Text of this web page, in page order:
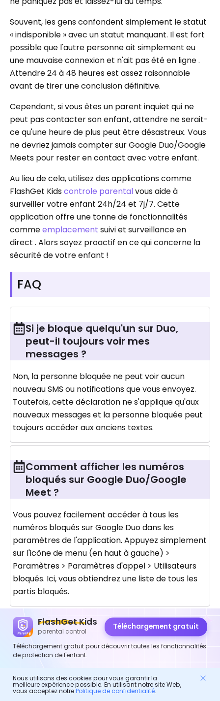
Souvent, les gens confondent simplement le statut
« indisponible » avec un statut manquant. Il est fort
possible que l'autre personne ait simplement eu
une mauvaise connexion et n'ait pas été en ligne .
Attendre 24 à 48 heures est assez raisonnable
avant de tirer une conclusion définitive.
Cependant, si vous êtes un parent inquiet qui ne
peut pas contacter son enfant, attendre ne serait-
ce qu'une heure de plus peut être désastreux. Vous
ne devriez jamais compter sur Google Duo/Google
Meets pour rester en contact avec votre enfant.
Au lieu de cela, utilisez des applications comme
FlashGet Kidscontrole parentalvous aide à
surveiller votre enfant 24h/24 et 7j/7. Cette
application offre une tonne de fonctionnalités
commeemplacement suivi et surveillance en
direct . Alors soyez proactif en ce qui concerne la
sécurité de votre enfant !
FAQ
Si je bloque quelqu'un sur Duo,
peut-il toujours voir mes
messages ?
Non, la personne bloquée ne peut voir aucun
nouveau SMS ou notifications que vous envoyez.
Toutefois, cette déclaration ne s'applique qu'aux
nouveaux messages et la personne bloquée peut
toujours accéder aux anciens textes.
Comment afficher les numéros
bloqués sur Google Duo/Google
Meet ?
Vous pouvez facilement accéder à tous les
numéros bloqués sur Google Duo dans les
paramètres de l'application. Appuyez simplement
sur l'icône de menu (en haut à gauche) >
Paramètres > Paramètres d'appel > Utilisateurs
bloqués. Ici, vous obtiendrez une liste de tous les
partis bloqués.
Que se passe-t-il lorsque vous
bloquez quelqu'un sur Duo/Google
Meet ?
Le contact prend fin entre vous et la personne
bloquée. Cela signifie pas de mises à jour, pas de
FlashGet Kids
parental control
Téléchargement gratuit
Téléchargement gratuit pour découvrir toutes les fonctionnalités
de protection de l'enfant.
Nous utilisons des cookies pour vous garantir la
meilleure expérience possible. En utilisant notre site Web,
vous acceptez notrePolitique de confidentialité.